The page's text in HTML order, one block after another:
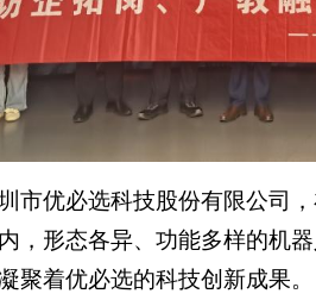
市优必选科技股份有限公司
，形态各异、功能多样的机
聚着优必选的科技创新成果。